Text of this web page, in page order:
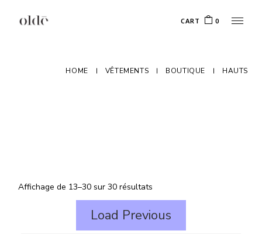
CART 0
HOME VÊTEMENTS BOUTIQUE HAUTS
Affichage de 13–30 sur 30 résultats
Load Previous